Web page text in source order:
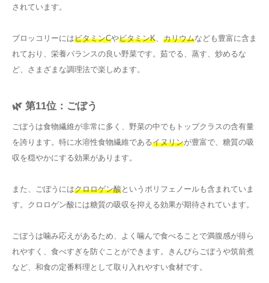
されています。
ブロッコリーにはビタミンCやビタミンK、 カリウムなども豊富に含ま
れており、栄養バランスの良い野菜です。茹でる、蒸す、炒めるな
ど、さまざまな調理法で楽しめます。
🌿 第11位：ごぼう
ごぼうは食物繊維が非常に多く、野菜の中でもトップクラスの含有量
を誇ります。特に水溶性食物繊維であるイヌリンが豊富で、糖質の吸
収を穏やかにする効果があります。
また、ごぼうにはクロロゲン酸というポリフェノールも含まれていま
す。クロロゲン酸には糖質の吸収を抑える効果が期待されています。
ごぼうは噛み応えがあるため、よく噛んで食べることで満腹感が得ら
れやすく、食べすぎを防ぐことができます。きんぴらごぼうや筑前煮
など、和食の定番料理として取り入れやすい食材です。